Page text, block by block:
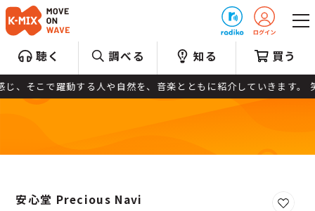
聴く 調べる 知る 買う
で躍動する人や自然を、音楽とともに紹介していきます
安心堂 Precious Navi